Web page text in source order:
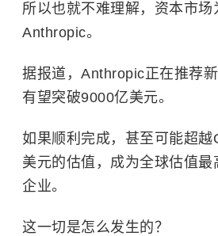
所以也就不难理解，资本市场
Anthropic。
据报道，Anthropic正在推荐
有望突破9000亿美元。
如果顺利完成，甚至可能超
美元的估值，成为全球估值最
企业。
这一切是怎么发生的？